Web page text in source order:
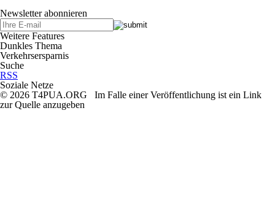
Newsletter abonnieren
Weitere Features
Dunkles Thema
Verkehrsersparnis
Suche
RSS
Soziale Netze
© 2026 T4PUA.ORG Im Falle einer Veröffentlichung ist ein Link
zur Quelle anzugeben